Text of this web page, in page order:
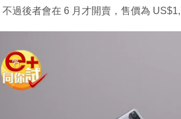
不過後者會在 6 月才開賣，售價為